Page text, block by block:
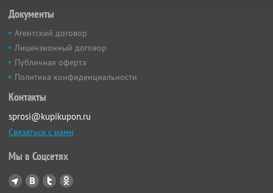
Документы
Агентский договор
Лицензионный договор
Публичная оферта
Политика конфиденциальности
Контакты
sprosi@kupikupon.ru
Связаться с нами
Мы в Соцсетях